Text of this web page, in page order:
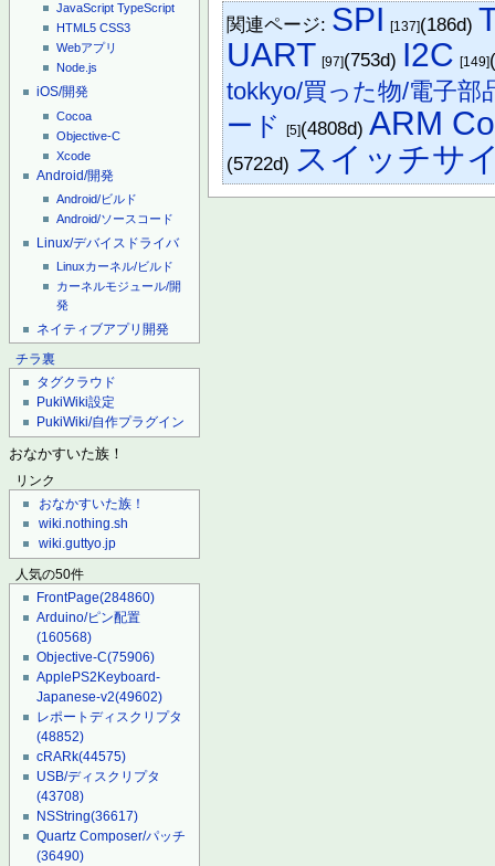
JavaScript TypeScript
HTML5 CSS3
Webアプリ
Node.js
iOS/開発
Cocoa
Objective-C
Xcode
Android/開発
Android/ビルド
Android/ソースコード
Linux/デバイスドライバ
Linuxカーネル/ビルド
カーネルモジュール/開
発
ネイティブアプリ開発
チラ裏
タグクラウド
PukiWiki設定
PukiWiki/自作プラグイン
おなかすいた族！
リンク
おなかすいた族！
wiki.nothing.sh
wiki.guttyo.jp
人気の50件
FrontPage(284860)
Arduino/ピン配置
(160568)
Objective-C(75906)
ApplePS2Keyboard-
Japanese-v2(49602)
レポートディスクリプタ
(48852)
cRARk(44575)
USB/ディスクリプタ
(43708)
NSString(36617)
Quartz Composer/パッチ
(36490)
関連ページ: SPI [137](186d)
UART [97](753d) I2C [149]
tokkyo/買った物/電子部
ード [5](4808d)ARM
(5722d) スイッチサ